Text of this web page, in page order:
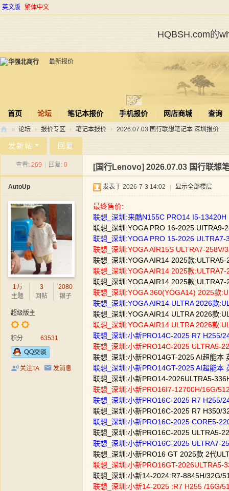
英文版 繁体中文
HQBSH.com的
最新报价
首页 论坛 笔记本报价 手机报价 网店商城 查询
北
» 论坛 › 报价专区 › 笔记本报价 › 2026.07.03 国行联想笔记本 深圳报价
发新帖 回复
查看: 269 回复: 0 [国行Lenovo] 2026.07.03 国行联想
AutoUp
1万
主题
3
回帖
2080
银子
超级版主
积分 63531
关注TA 发消息
发表于 2026-7-3 14:02 显示全部楼层
最终售价:
联想_深圳:来酷N155C PRO14 I5-
联想_深圳:YOGA PRO 16-2025
联想_深圳:YOGA PRO 15-2026
联想_深圳:YOGA AIR15S ULTRA7-
联想_深圳:YOGA AIR14 2025款
联想_深圳:YOGA AIR14 2025款
联想_深圳:YOGA AIR14 2025款
联想_深圳:YOGA 360(YOGA14) 2025
联想_深圳:YOGA AIR14 ULTRA 2026
联想_深圳:YOGA AIR14 ULTRA 2026
联想_深圳:YOGA AIR14 ULTRA 2026
联想_深圳:小新PRO14C-2025 R7
联想_深圳:小新PRO14C-2025
联想_深圳:小新PRO14GT-2025 AI超能
联想_深圳:小新PRO14GT-2025 AI超能
联想_深圳:小新PRO14-2026ULTRA5-
联想_深圳:小新PRO16I7-12700H/16G/
联想_深圳:小新PRO16C-2025 R7 H255/
联想_深圳:小新PRO16C-2025 R7
联想_深圳:小新PRO16C-2025
联想_深圳:小新PRO16C-2025
联想_深圳:小新PRO16C-2025
联想_深圳:小新PRO16 GT 2025款 2代
联想_深圳:小新PRO16GT-
联想_深圳:小新14-2024:R7-8845H/32G/
联想_深圳:小新14-2025 :R7 H255 /